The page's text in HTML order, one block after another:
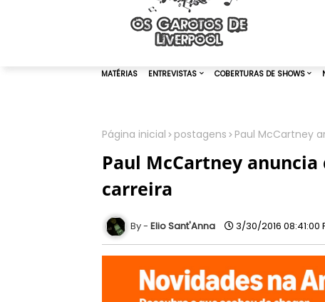
Página inicial postagens Paul McCartney
Paul McCartney
carreira
Elio Sant'Anna 3/30/2016 08:41:00